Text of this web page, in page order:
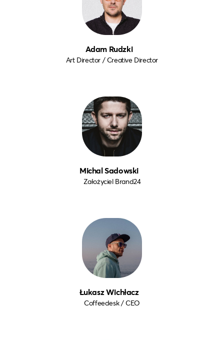
Adam Rudzki
Art Director / Creative Director
Michal Sadowski
Założyciel Brand24
Łukasz Wichłacz
Coffeedesk / CEO